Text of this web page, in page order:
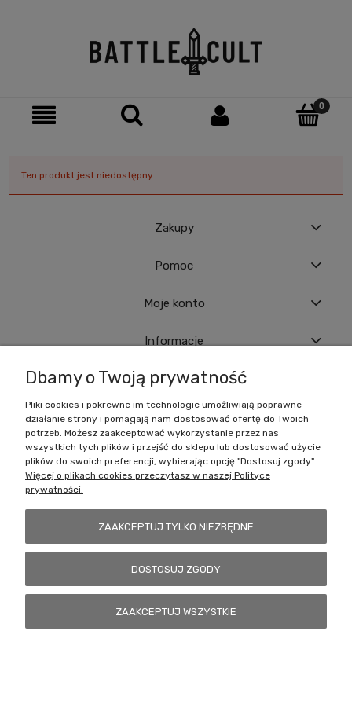
Ten produkt jest niedostępny.
Zakupy
Pomoc
Moje konto
Informacje
Battlecult | ul. Benedykta Dybowskiego 45/7, 41-208 Sosnowiec, woj.
śląskie | Email:kontakt@battlecult.plTel.: 669966242 | NIP:
6443563610 REGON: 520502331
POKAŻ PEŁNĄ WERSJĘ STRONY
Dbamy o Twoją prywatność
Pliki cookies i pokrewne im technologie umożliwiają poprawne
działanie strony i pomagają nam dostosować ofertę do Twoich
potrzeb. Możesz zaakceptować wykorzystanie przez nas
wszystkich tych plików i przejść do sklepu lub dostosować użycie
plików do swoich preferencji, wybierając opcję "Dostosuj zgody".
Więcej o plikach cookies przeczytasz w naszej Polityce
prywatności.
ZAAKCEPTUJ TYLKO NIEZBĘDNE
DOSTOSUJ ZGODY
ZAAKCEPTUJ WSZYSTKIE